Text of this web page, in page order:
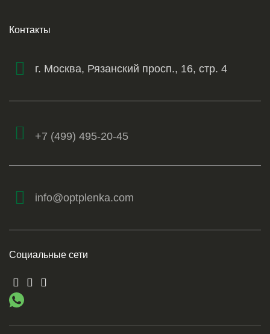
Контакты
г. Москва, Рязанский просп., 16, стр. 4
+7 (499) 495-20-45
info@optplenka.com
Социальные сети